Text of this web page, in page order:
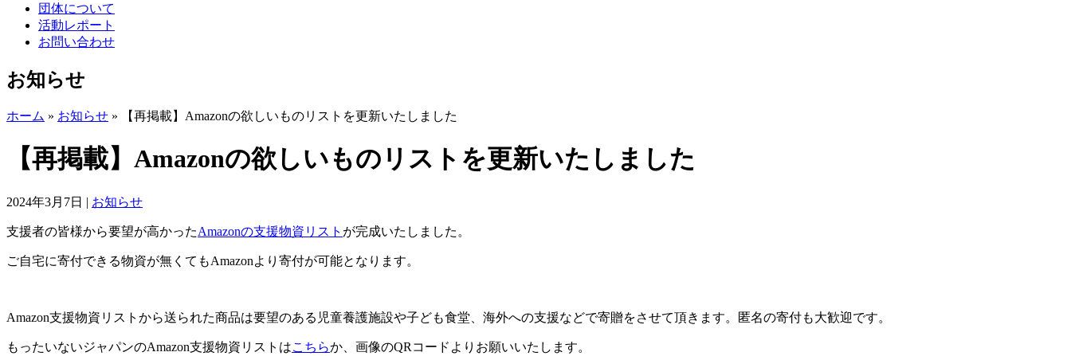
団体について
活動レポート
お問い合わせ
お知らせ
ホーム » お知らせ » 【再掲載】Amazonの欲しいものリストを更新いたしました
【再掲載】Amazonの欲しいものリストを更新いたしました
2024年3月7日 | お知らせ
支援者の皆様から要望が高かったAmazonの支援物資リスト が完成いたしました。
ご自宅に寄付できる物資が無くてもAmazonより寄付が可能となります。
Amazon支援物資リストから送られた商品は要望のある児童養護施設や子ども食堂、海外への支援などで寄贈をさせて頂きます。匿名の寄付も大歓迎です。
もったいないジャパンのAmazon支援物資リストはこちらか、画像のQRコードよりお願いいたします。